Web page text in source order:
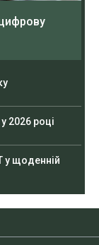
2026 році
у щоденній